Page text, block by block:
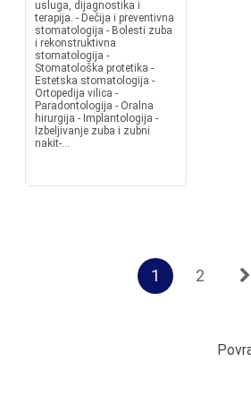
usluga, dijagnostika i
terapija. - Dečija i preventivna
stomatologija - Bolesti zuba
i rekonstruktivna
stomatologija -
Stomatološka protetika -
Estetska stomatologija -
Ortopedija vilica -
Paradontologija - Oralna
hirurgija - Implantologija -
Izbeljivanje zuba i zubni
nakit-...
1 2